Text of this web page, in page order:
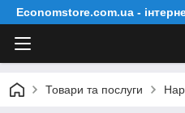
Economstore.com.ua -
Товари та послуги